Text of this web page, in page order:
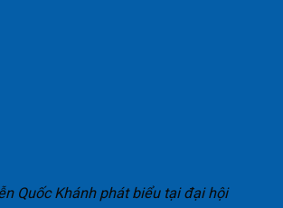
Quốc Khánh phát biểu tại đại hội